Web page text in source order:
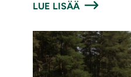
LUE LISÄÄ